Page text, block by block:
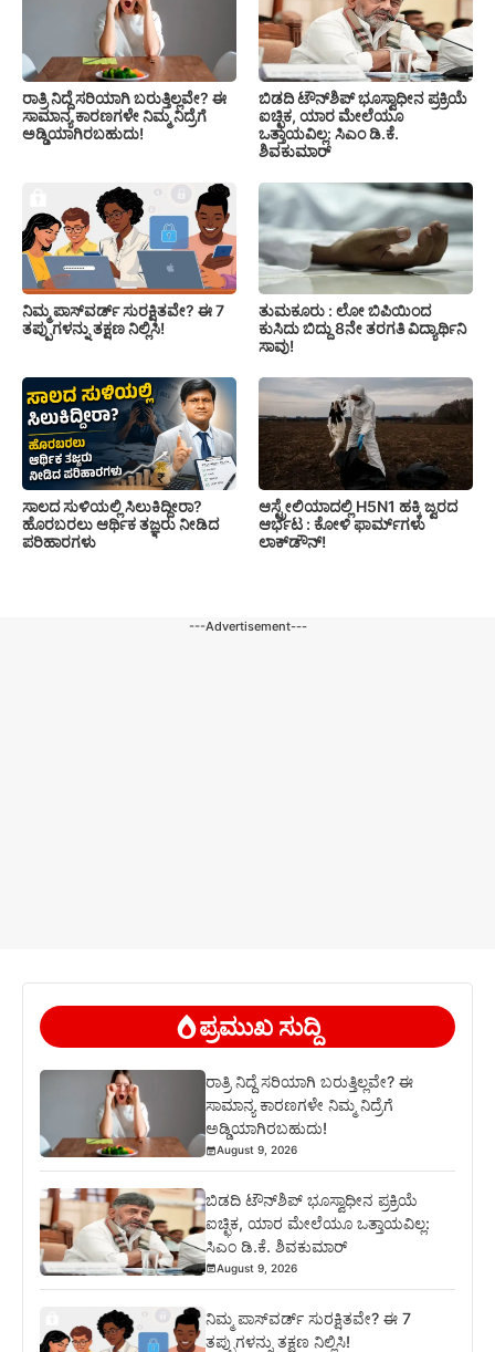
ರಾತ್ರಿ ನಿದ್ದೆ ಸರಿಯಾಗಿ ಬರುತ್ತಿಲ್ಲವೇ? ಈ
ಸಾಮಾನ್ಯ ಕಾರಣಗಳೇ ನಿಮ್ಮ ನಿದ್ರೆಗೆ
ಅಡ್ಡಿಯಾಗಿರಬಹುದು!
ಬಿಡದಿ ಟೌನ್‌ಶಿಪ್‌ ಭೂಸ್ವಾಧೀನ ಪ್ರಕ್ರಿಯೆ
ಐಚ್ಛಿಕ, ಯಾರ ಮೇಲೆಯೂ
ಒತ್ತಾಯವಿಲ್ಲ: ಸಿಎಂ ಡಿ.ಕೆ.
ಶಿವಕುಮಾರ್
ನಿಮ್ಮ ಪಾಸ್‌ವರ್ಡ್ ಸುರಕ್ಷಿತವೇ? ಈ 7
ತಪ್ಪುಗಳನ್ನು ತಕ್ಷಣ ನಿಲ್ಲಿಸಿ!
ತುಮಕೂರು : ಲೋ ಬಿಪಿಯಿಂದ
ಕುಸಿದು ಬಿದ್ದು 8ನೇ ತರಗತಿ ವಿದ್ಯಾರ್ಥಿನಿ
ಸಾವು!
ಸಾಲದ ಸುಳಿಯಲ್ಲಿ ಸಿಲುಕಿದ್ದೀರಾ?
ಹೊರಬರಲು ಆರ್ಥಿಕ ತಜ್ಞರು ನೀಡಿದ
ಪರಿಹಾರಗಳು
ಆಸ್ಟ್ರೇಲಿಯಾದಲ್ಲಿ H5N1 ಹಕ್ಕಿ ಜ್ವರದ
ಆರ್ಭಟ : ಕೋಳಿ ಫಾರ್ಮ್‌ಗಳು
ಲಾಕ್‌ಡೌನ್!
---Advertisement---
ಪ್ರಮುಖ ಸುದ್ದಿ
ರಾತ್ರಿ ನಿದ್ದೆ ಸರಿಯಾಗಿ ಬರುತ್ತಿಲ್ಲವೇ? ಈ
ಸಾಮಾನ್ಯ ಕಾರಣಗಳೇ ನಿಮ್ಮ ನಿದ್ರೆಗೆ
ಅಡ್ಡಿಯಾಗಿರಬಹುದು!
August 9, 2026
ಬಿಡದಿ ಟೌನ್‌ಶಿಪ್‌ ಭೂಸ್ವಾಧೀನ ಪ್ರಕ್ರಿಯೆ
ಐಚ್ಛಿಕ, ಯಾರ ಮೇಲೆಯೂ ಒತ್ತಾಯವಿಲ್ಲ:
ಸಿಎಂ ಡಿ.ಕೆ. ಶಿವಕುಮಾರ್
August 9, 2026
ನಿಮ್ಮ ಪಾಸ್‌ವರ್ಡ್ ಸುರಕ್ಷಿತವೇ? ಈ 7
ತಪ್ಪುಗಳನ್ನು ತಕ್ಷಣ ನಿಲ್ಲಿಸಿ!